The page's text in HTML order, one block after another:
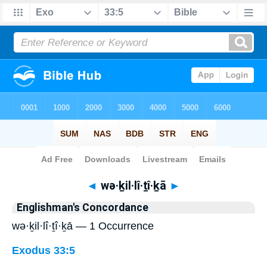
Bible> Strong's > Hebrew
◄ wə·ḵil·lî·ṯî·ḵā ►
Englishman's Concordance
wə·ḵil·lî·ṯî·ḵā — 1 Occurrence
Exodus 33:5